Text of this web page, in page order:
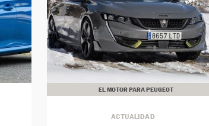
EL MOTOR PARA PEUGEOT
ACTUALIDAD